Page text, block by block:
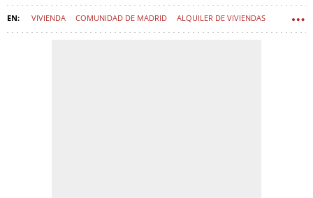
VIVIENDA COMUNIDAD DE MADRID ALQUILER DE VIVIENDAS